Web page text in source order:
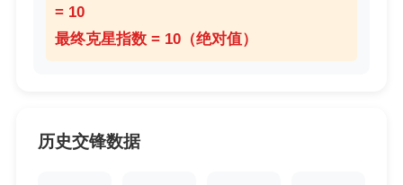
= 10
最终克星指数 = 10（绝对值）
历史交锋数据